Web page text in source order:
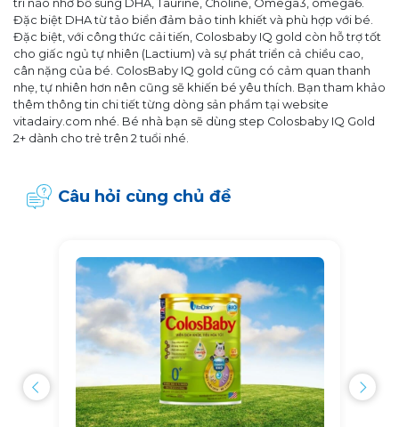
trí não nhờ bổ sung DHA, Taurine, Choline, Omega3, omega6.
Đặc biệt DHA từ tảo biển đảm bảo tinh khiết và phù hợp với bé.
Đặc biệt, với công thức cải tiến, Colosbaby IQ gold còn hỗ trợ tốt
cho giấc ngủ tự nhiên (Lactium) và sự phát triển cả chiều cao,
cân nặng của bé. ColosBaby IQ gold cũng có cảm quan thanh
nhẹ, tự nhiên hơn nên cũng sẽ khiến bé yêu thích. Bạn tham khảo
thêm thông tin chi tiết từng dòng sản phẩm tại website
vitadairy.com nhé. Bé nhà bạn sẽ dùng step Colosbaby IQ Gold
2+ dành cho trẻ trên 2 tuổi nhé.
Câu hỏi cùng chủ đề